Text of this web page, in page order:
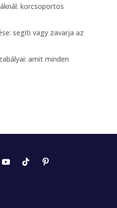
korcsoportos
segíti vagy zavarja az
amit minden